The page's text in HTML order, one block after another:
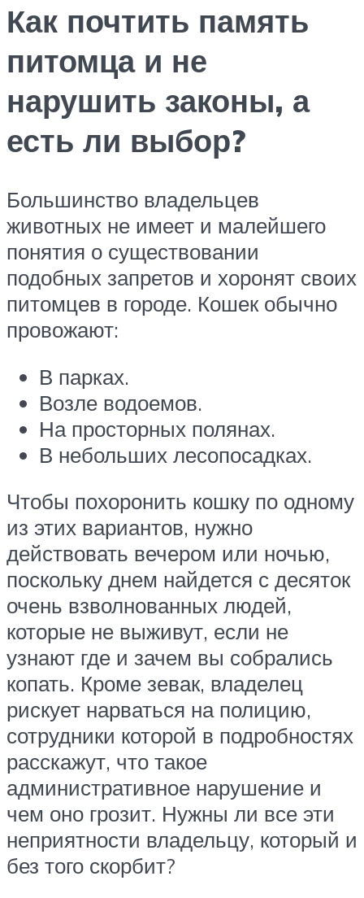
Как почтить память
питомца и не
нарушить законы, а
есть ли выбор?
Большинство владельцев
животных не имеет и малейшего
понятия о существовании
подобных запретов и хоронят своих
питомцев в городе. Кошек обычно
провожают:
В парках.
Возле водоемов.
На просторных полянах.
В небольших лесопосадках.
Чтобы похоронить кошку по одному
из этих вариантов, нужно
действовать вечером или ночью,
поскольку днем найдется с десяток
очень взволнованных людей,
которые не выживут, если не
узнают где и зачем вы собрались
копать. Кроме зевак, владелец
рискует нарваться на полицию,
сотрудники которой в подробностях
расскажут, что такое
административное нарушение и
чем оно грозит. Нужны ли все эти
неприятности владельцу, который и
без того скорбит?